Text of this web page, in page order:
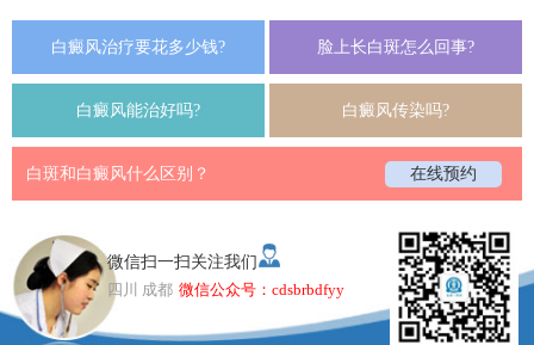
白癜风治疗要花多少钱? 脸上长白斑怎么回事?
白癜风能治好吗? 白癜风传染吗?
白斑和白癜风什么区别？ 在线预约
微信扫一扫关注我们
四川 成都 微信公众号：cdsbrbdfyy